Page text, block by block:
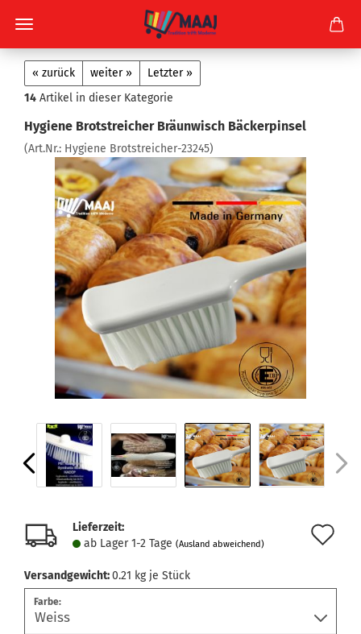
« zurück weiter »
Letzter »
14 Artikel in dieser Kategorie
Hygiene Brotstreicher Bräunwisch Bäckerpinsel
(Art.Nr.: Hygiene Brotstreicher-23245)
Lieferzeit:
ab Lager 1-2 Tage (Ausland abweichend)
Versandgewicht:0.21 kg je Stück
Farbe: